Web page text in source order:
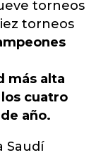
torneos
torneos
más alta
cuatro
año.
Saudí